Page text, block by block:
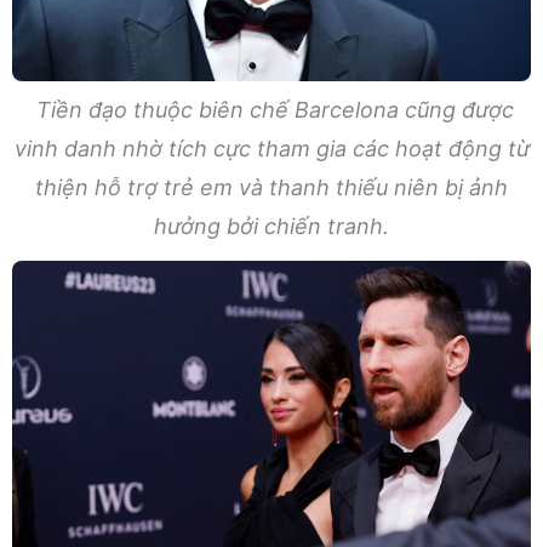
Tiền đạo thuộc biên chế Barcelona cũng được
vinh danh nhờ tích cực tham gia các hoạt động từ
thiện hỗ trợ trẻ em và thanh thiếu niên bị ảnh
hưởng bởi chiến tranh.